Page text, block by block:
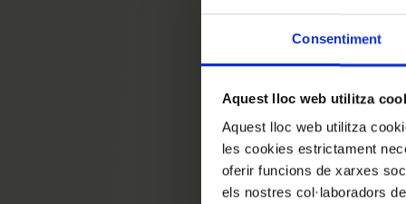
Consentiment
Aquest lloc web utilitza
Aquest lloc web utilitza
les cookies estrictament
oferir funcions de xarxes
els nostres col·laboradors
Lliga
Gaudí
el
diu